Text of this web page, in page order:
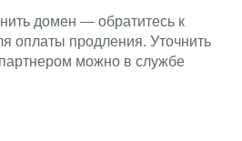
домен — обратитесь к
оплаты продления. Уточнить
можно в службе